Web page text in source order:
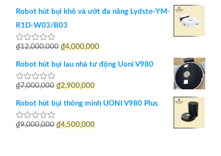
₫3,590,000.
hạng
5
sao
gốc
là:
hiện
₫5,590,000.
Robot hút bụi khô và ướt đa năng Lydsto-YM-
R1D-W03/B03
Được
hạng
5
sao
₫12,000,000 Giá
gốc
₫12,000,000.
₫4,000,000Giá
hiện
₫4,000,000.
Robot hút bụi lau nhà tư động Uoni V980
Được
hạng
5
sao
₫7,000,000 Giá
gốc
₫7,000,000.
₫2,900,000Giá
hiện
là:
Robot hút bụi thông minh UONI V980 Plus
Được
₫9,000,000 Giá
₫4,500,000Giá